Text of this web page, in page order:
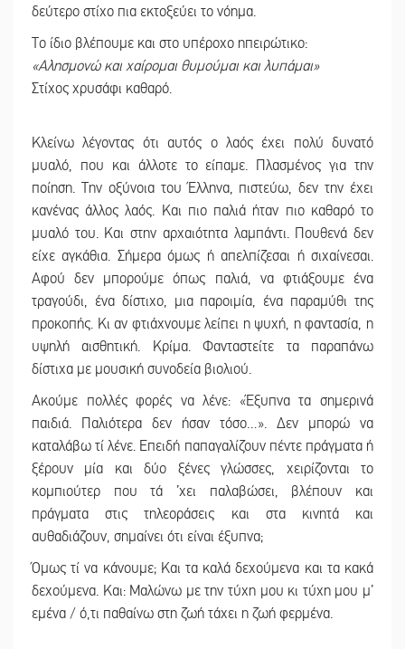
δεύτερο στίχο πια εκτοξεύει το νόημα.
Το ίδιο βλέπουμε και στο υπέροχο ηπειρώτικο:
«Αλησμονώ και χαίρομαι θυμούμαι και λυπάμαι»
Στίχος χρυσάφι καθαρό.
Κλείνω λέγοντας ότι αυτός ο λαός έχει πολύ δυνατό
μυαλό, που και άλλοτε το είπαμε. Πλασμένος για την
ποίηση. Την οξύνοια του Έλληνα, πιστεύω, δεν την έχει
κανένας άλλος λαός. Και πιο παλιά ήταν πιο καθαρό το
μυαλό του. Και στην αρχαιότητα λαμπάντι. Πουθενά δεν
είχε αγκάθια. Σήμερα όμως ή απελπίζεσαι ή σιχαίνεσαι.
Αφού δεν μπορούμε όπως παλιά, να φτιάξουμε ένα
τραγούδι, ένα δίστιχο, μια παροιμία, ένα παραμύθι της
προκοπής. Κι αν φτιάχνουμε λείπει η ψυχή, η φαντασία, η
υψηλή αισθητική. Κρίμα. Φανταστείτε τα παραπάνω
δίστιχα με μουσική συνοδεία βιολιού.
Ακούμε πολλές φορές να λένε: «Έξυπνα τα σημερινά
παιδιά. Παλιότερα δεν ήσαν τόσο…». Δεν μπορώ να
καταλάβω τί λένε. Επειδή παπαγαλίζουν πέντε πράγματα ή
ξέρουν μία και δύο ξένες γλώσσες, χειρίζονται το
κομπιούτερ που τά ’χει παλαβώσει, βλέπουν και
πράγματα στις τηλεοράσεις και στα κινητά και
αυθαδιάζουν, σημαίνει ότι είναι έξυπνα;
Όμως τί να κάνουμε; Και τα καλά δεχούμενα και τα κακά
δεχούμενα. Και: Μαλώνω με την τύχη μου κι τύχη μου μ’
εμένα / ό,τι παθαίνω στη ζωή τάχει η ζωή φερμένα.